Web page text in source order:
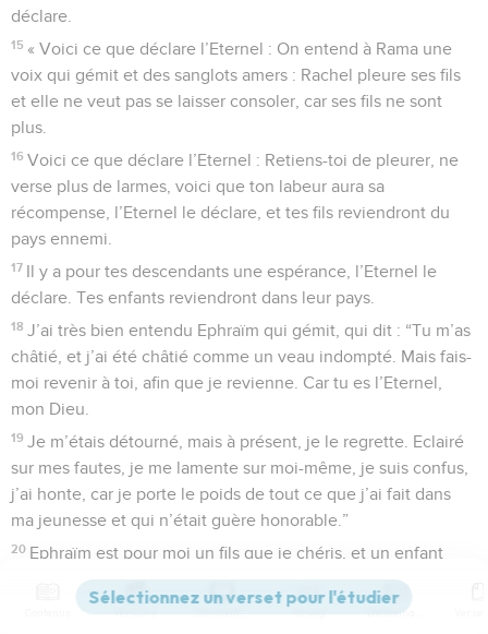
déclare.
15 « Voici ce que déclare l’Eternel : On entend à Rama une
voix qui gémit et des sanglots amers : Rachel pleure ses fils
et elle ne veut pas se laisser consoler, car ses fils ne sont
plus.
16 Voici ce que déclare l’Eternel : Retiens-toi de pleurer, ne
verse plus de larmes, voici que ton labeur aura sa
récompense, l’Eternel le déclare, et tes fils reviendront du
pays ennemi.
17 Il y a pour tes descendants une espérance, l’Eternel le
déclare. Tes enfants reviendront dans leur pays.
18 J’ai très bien entendu Ephraïm qui gémit, qui dit : “Tu m’as
châtié, et j’ai été châtié comme un veau indompté. Mais fais-
moi revenir à toi, afin que je revienne. Car tu es l’Eternel,
mon Dieu.
19 Je m’étais détourné, mais à présent, je le regrette. Eclairé
sur mes fautes, je me lamente sur moi-même, je suis confus,
j’ai honte, car je porte le poids de tout ce que j’ai fait dans
ma jeunesse et qui n’était guère honorable.”
20 Ephraïm est pour moi un fils que je chéris, et un enfant
que j’affectionne. Chaque fois que j’en parle, je me souviens
encore plus vivement de lui. Mon cœur est en émoi, j’aurai
Versions Commentaires Strong